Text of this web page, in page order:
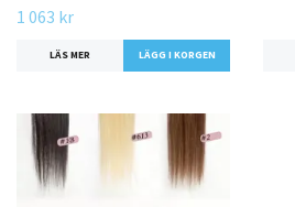
1 063 kr
LÄS MER LÄGG I KORGEN